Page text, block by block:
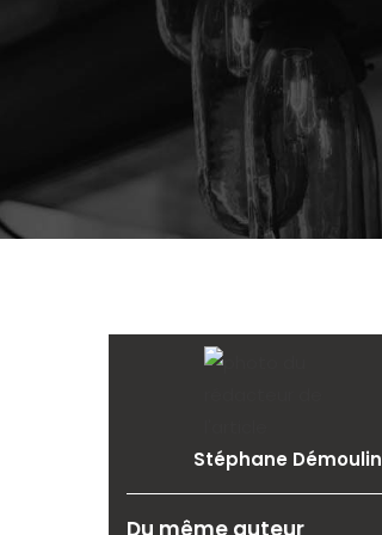
Stéphane Démoulin
Du même auteur